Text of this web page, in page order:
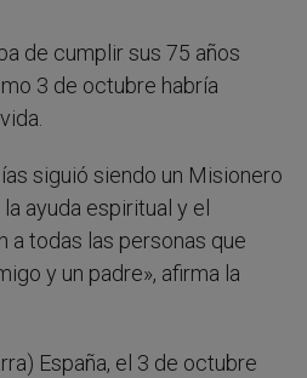
de cumplir sus 75 años
3 de octubre habría
siguió siendo un Misionero
ayuda espiritual y el
a todas las personas que
y un padre», afirma la
España, el 3 de octubre